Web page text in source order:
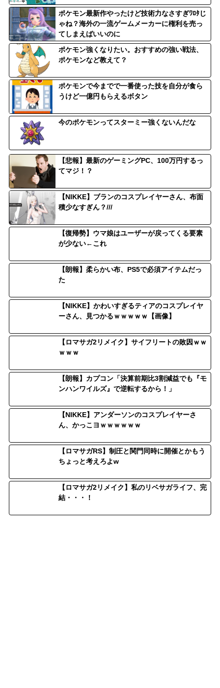
ポケモン最新作やったけど技術力なさすぎﾜﾛﾀじ
ゃね？海外の一流ゲームメーカーに権利を売っ
てしまえばいいのに
ポケモン強くなりたい。おすすめの強い戦法、
ポケモンなど教えて？
ポケモンで今までで一番使った技を自分が食ら
うけど一億円もらえるボタン
今のポケモンってスターミー強くないんだな
【悲報】最新のゲーミングPC、100万円するっ
てマジ！？
【NIKKE】ブランのコスプレイヤーさん、布面
積少なすぎん？///
【復帰勢】ウマ娘はユーザーが戻ってくる要素
が少ない←これ
【朗報】柔らかい布、PS5で必須アイテムだっ
た
【NIKKE】かわいすぎるティアのコスプレイヤ
ーさん、見つかるｗｗｗｗｗ【画像】
【ロマサガ2リメイク】サイフリートの敗因ｗｗ
ｗｗｗ
【朗報】カプコン「決算前期比3割減益でも『モ
ンハンワイルズ』で逆転するから！」
【NIKKE】アンダーソンのコスプレイヤーさ
ん、かっこヨｗｗｗｗｗｗ
【ロマサガRS】制圧と関門同時に開催とかもう
ちょっと考えろよw
【ロマサガ2リメイク】私のリベサガライフ、完
結・・・！